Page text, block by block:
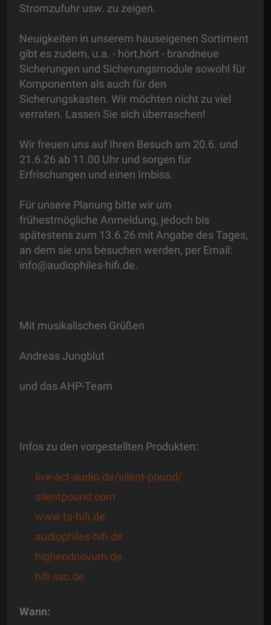
Stromzufuhr usw. zu zeigen.
Neuigkeiten in unserem hauseigenen Sortiment
gibt es zudem, u.a. - hört,hört - brandneue
Sicherungen und Sicherungsmodule sowohl für
Komponenten als auch für den
Sicherungskasten. Wir möchten nicht zu viel
verraten. Lassen Sie sich überraschen!
Wir freuen uns auf Ihren Besuch am 20.6. und
21.6.26 ab 11.00 Uhr und sorgen für
Erfrischungen und einen Imbiss.
Für unsere Planung bitte wir um
frühestmögliche Anmeldung, jedoch bis
spätestens zum 13.6.26 mit Angabe des Tages,
an dem sie uns besuchen werden, per Email:
info@audiophiles-hifi.de.
Mit musikalischen Grüßen
Andreas Jungblut
und das AHP-Team
Infos zu den vorgestellten Produkten:
live-act-audio.de/silent-pound/
silentpound.com
www.ta-hifi.de
audiophiles-hifi.de
highendnovum.de
hifi-ssc.de
Wann: